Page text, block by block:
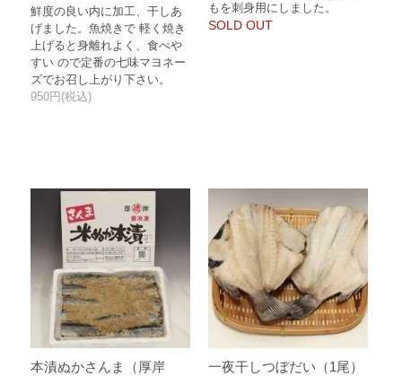
鮮度の良い内に加工、干しあ
げました。魚焼きで 軽く焼き
上げると身離れよく、食べや
すい ので定番の七味マヨネー
ズでお召し上がり下さい。
950円(税込)
もを刺身用にしました。
SOLD OUT
本漬ぬかさんま（厚岸
一夜干しつぼだい（1尾）